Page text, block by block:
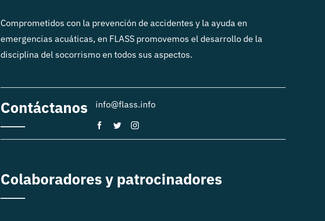
Comprometidos con la prevención de accidentes y la ayuda en
emergencias acuáticas, en FLASS promovemos el desarrollo de la
disciplina del socorrismo en todos sus aspectos.
Contáctanos info@flass.info
Colaboradores y patrocinadores